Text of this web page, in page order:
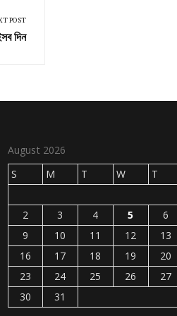
POST
দিন
August 2026
S
M T W T
2
3 4 5 6
9
10 11 12 13
16
17 18 19 20
23
24 25 26 27
30
31